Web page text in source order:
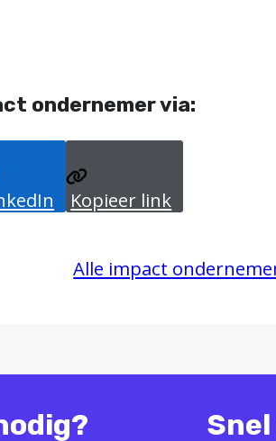
ondernemer via:
Kopieer link
Alle impact